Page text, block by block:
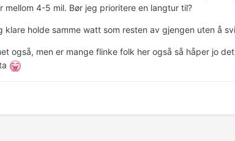
mellom 4-5 mil. Bør jeg prioritere en langtur til?
klare holde samme watt som resten av gjengen uten å
også, men er mange flinke folk her også så håper jo